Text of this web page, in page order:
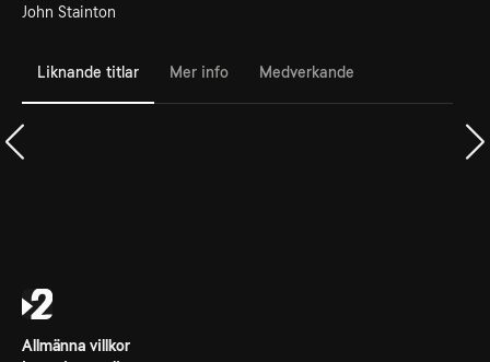
John Stainton
Liknande titlar Mer info Medverkande
Allmänna villkor